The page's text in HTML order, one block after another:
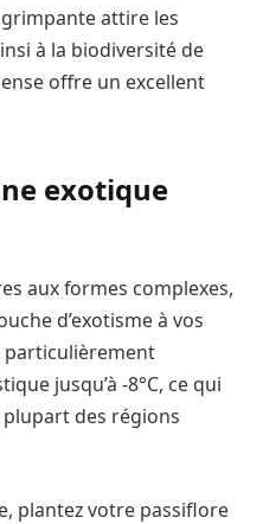
attire les
à la biodiversité de
offre un excellent
exotique
aux formes complexes,
d’exotisme à vos
particulièrement
jusqu’à -8°C, ce qui
plupart des régions
plantez votre passiflore